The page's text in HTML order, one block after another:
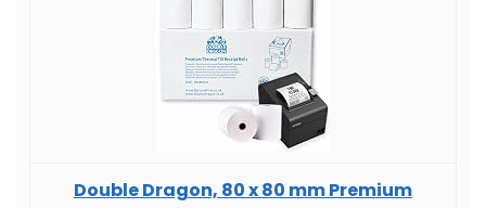
Double Dragon, 80 x 80 mm Premium